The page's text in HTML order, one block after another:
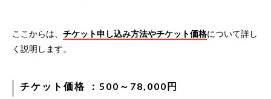
ここからは、 チケット申し込み方法やチケット価格について詳し
く説明します。
チケット価格 ：500～78,000円